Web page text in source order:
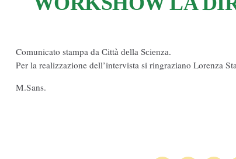
Comunicato stampa da Città della Scienza.
Per la realizzazione dell’intervista si ringraziano Lorenza
M.Sans.